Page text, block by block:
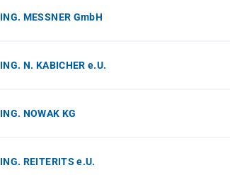
ING. MESSNER GmbH
ING. N. KABICHER e.U.
ING. NOWAK KG
ING. REITERITS e.U.